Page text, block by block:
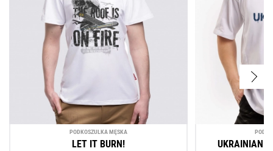
PODKOSZULKA MĘSKA
LET IT BURN! UKRAINIAN